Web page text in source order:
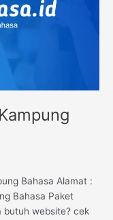
Bahasa Alamat :
Bahasa Paket
butuh website? cek